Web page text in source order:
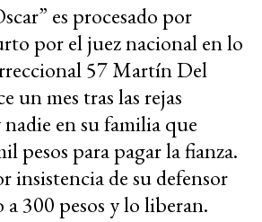
es procesado por
por el juez nacional en lo
57 Martín Del
un mes tras las rejas
en su familia que
pesos para pagar la fianza.
insistencia de su defensor
300 pesos y lo liberan.